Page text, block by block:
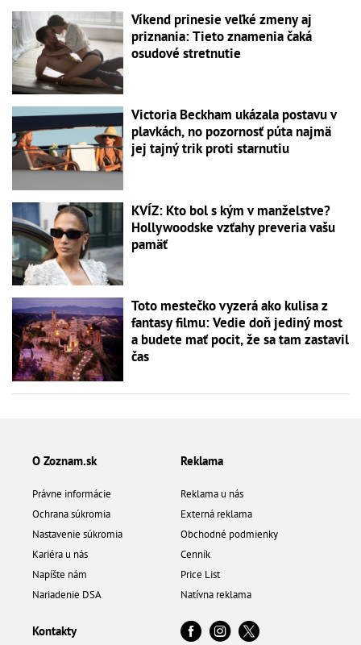
Víkend prinesie veľké zmeny aj
priznania: Tieto znamenia čaká
osudové stretnutie
Victoria Beckham ukázala postavu v
plavkách, no pozornosť púta najmä
jej tajný trik proti starnutiu
KVÍZ: Kto bol s kým v manželstve?
Hollywoodske vzťahy preveria vašu
pamäť
Toto mestečko vyzerá ako kulisa z
fantasy filmu: Vedie doň jediný most
a budete mať pocit, že sa tam zastavil
čas
O Zoznam.sk
Právne informácie
Ochrana súkromia
Nastavenie súkromia
Kariéra u nás
Napíšte nám
Nariadenie DSA
Reklama
Reklama u nás
Externá reklama
Obchodné podmienky
Cenník
Price List
Natívna reklama
Kontakty